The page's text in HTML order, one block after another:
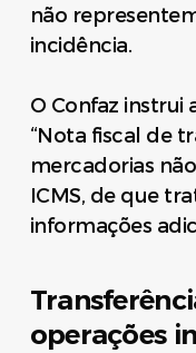
não
incidência.
O Confaz instrui
“Nota fiscal de
mercadorias
ICMS, de que
informações
operações